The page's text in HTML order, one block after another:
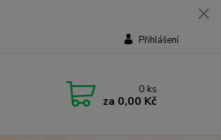
Přihlášení
0 ks
za 0,00 Kč